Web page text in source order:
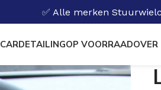
✅ Alle merken
CARDETAILINGOP VOORRAADOVER